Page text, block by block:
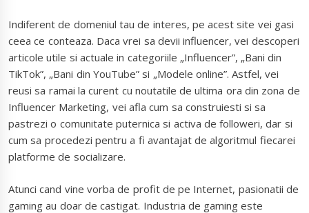
Indiferent de domeniul tau de interes, pe acest site vei gasi
ceea ce conteaza. Daca vrei sa devii influencer, vei descoperi
articole utile si actuale in categoriile „Influencer”, „Bani din
TikTok”, „Bani din YouTube” si „Modele online”. Astfel, vei
reusi sa ramai la curent cu noutatile de ultima ora din zona de
Influencer Marketing, vei afla cum sa construiesti si sa
pastrezi o comunitate puternica si activa de followeri, dar si
cum sa procedezi pentru a fi avantajat de algoritmul fiecarei
platforme de socializare.
Atunci cand vine vorba de profit de pe Internet, pasionatii de
gaming au doar de castigat. Industria de gaming este